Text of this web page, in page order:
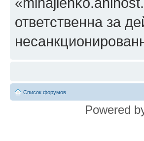
ответственна за
Список форумов
Powered